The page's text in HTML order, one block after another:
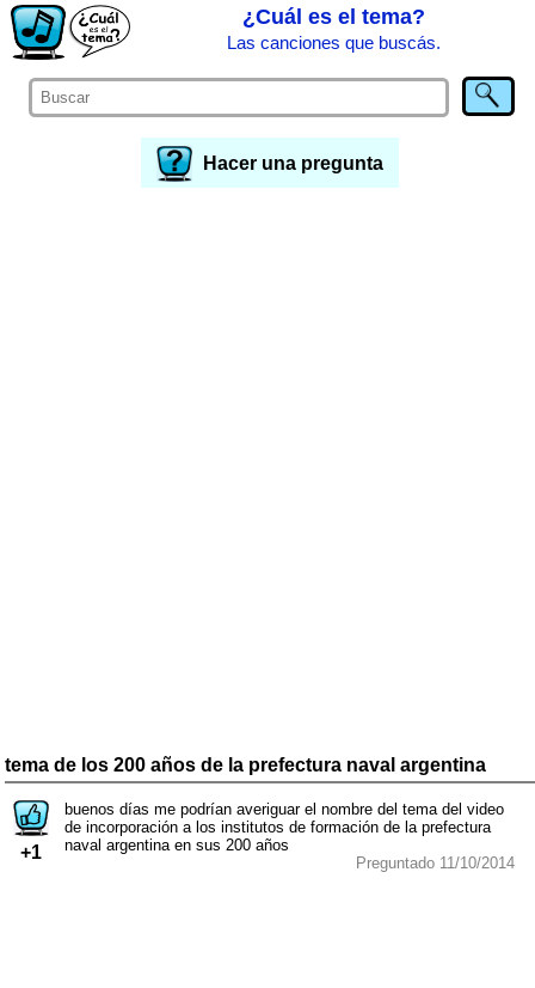
¿Cuál es el tema?
Las canciones que buscás.
Hacer una pregunta
tema de los 200 años de la prefectura naval argentina
+1
buenos días me podrían averiguar el nombre del tema del video
de incorporación a los institutos de formación de la prefectura
naval argentina en sus 200 años
Preguntado 11/10/2014